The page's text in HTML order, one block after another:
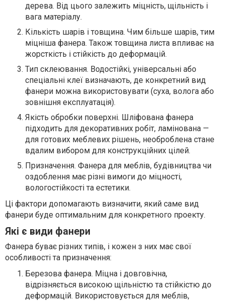
дерева. Від цього залежить міцність, щільність і
вага матеріалу.
Кількість шарів і товщина. Чим більше шарів, тим
міцніша фанера. Також товщина листа впливає на
жорсткість і стійкість до деформацій.
Тип склеювання. Водостійкі, універсальні або
спеціальні клеї визначають, де конкретний вид
фанери можна використовувати (суха, волога або
зовнішня експлуатація).
Якість обробки поверхні. Шліфована фанера
підходить для декоративних робіт, ламінована —
для готових меблевих рішень, необроблена стане
вдалим вибором для конструкційних цілей.
Призначення. Фанера для меблів, будівництва чи
оздоблення має різні вимоги до міцності,
вологостійкості та естетики.
Ці фактори допомагають визначити, який саме вид
фанери буде оптимальним для конкретного проекту.
Які є види фанери
Фанера буває різних типів, і кожен з них має свої
особливості та призначення:
Березова фанера. Міцна і довговічна,
відрізняється високою щільністю та стійкістю до
деформацій. Використовується для меблів,